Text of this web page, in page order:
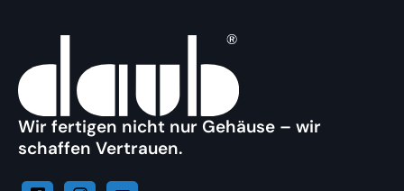
Wir fertigen nicht nur Gehäuse – wir
schaffen Vertrauen.